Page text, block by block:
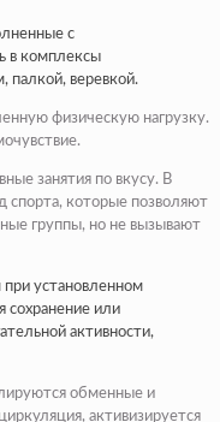
с
в комплексы
палкой, веревкой.
физическую нагрузку.
занятия по вкусу. В
спорта, которые позволяют
группы, но не вызывают
установленном
сохранение или
активности,
обменные и
активизируется